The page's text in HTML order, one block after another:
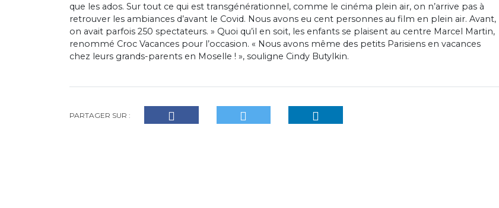
que les ados. Sur tout ce qui est transgénérationnel, comme le cinéma plein air, on n’arrive pas à
retrouver les ambiances d’avant le Covid. Nous avons eu cent personnes au film en plein air. Avant,
on avait parfois 250 spectateurs. » Quoi qu’il en soit, les enfants se plaisent au centre Marcel Martin,
renommé Croc Vacances pour l’occasion. « Nous avons même des petits Parisiens en vacances
chez leurs grands-parents en Moselle ! », souligne Cindy Butylkin.
PARTAGER SUR :